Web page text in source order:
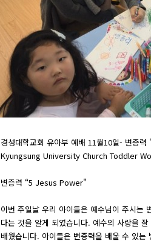
경성대학교회 유아부 예배 11월10일- 변증
Kyungsung University Church Toddler
변증력 “5 Jesus Power"
이번 주일날 우리 아이들은 예수님이 주시는
다는 것을 알게 되였습니다. 예수의 사랑을
배웠습니다. 아이들은 변증력을 배울 수 있는